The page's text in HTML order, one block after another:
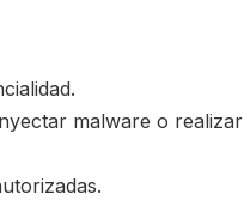
malware o realizar